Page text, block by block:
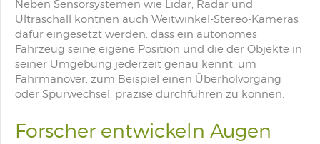
Neben Sensorsystemen wie Lidar, Radar und
Ultraschall köntnen auch Weitwinkel-Stereo-Kameras
dafür eingesetzt werden, dass ein autonomes
Fahrzeug seine eigene Position und die der Objekte in
seiner Umgebung jederzeit genau kennt, um
Fahrmanöver, zum Beispiel einen Überholvorgang
oder Spurwechsel, präzise durchführen zu können.
Forscher entwickeln Augen